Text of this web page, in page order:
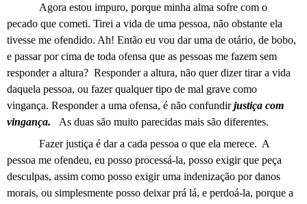
Agora estou impuro, porque minha alma sofre com o
pecado que cometi. Tirei a vida de uma pessoa, não obstante ela
tivesse me ofendido. Ah! Então eu vou dar uma de otário, de bobo,
e passar por cima de toda ofensa que as pessoas me fazem sem
responder a altura? Responder a altura, não quer dizer tirar a vida
daquela pessoa, ou fazer qualquer tipo de mal grave como
vingança. Responder a uma ofensa, é não confundirjustiça com
vingança.
As duas são muito parecidas mais são diferentes.
Fazer justiça é dar a cada pessoa o que ela merece. A
pessoa me ofendeu, eu posso processá-la, posso exigir que peça
desculpas, assim como posso exigir uma indenização por danos
morais, ou simplesmente posso deixar prá lá, e perdoá-la, porque a